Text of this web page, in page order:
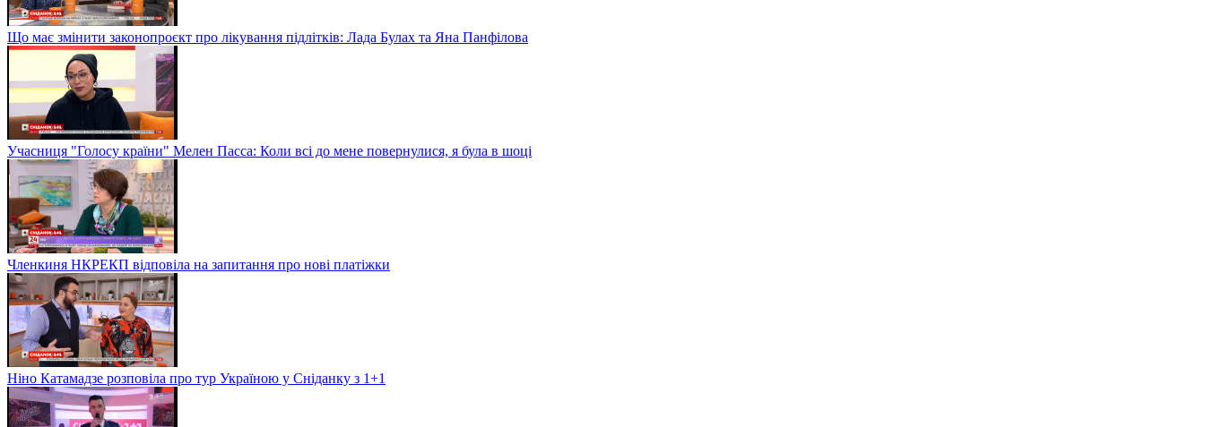
Що має змінити законопроєкт про лікування підлітків: Лада Булах та Яна Панфілова
Учасниця "Голосу країни" Мелен Пасса: Коли всі до мене повернулися, я була в шоці
Членкиня НКРЕКП відповіла на запитання про нові платіжки
Ніно Катамадзе розповіла про тур Україною у Сніданку з 1+1